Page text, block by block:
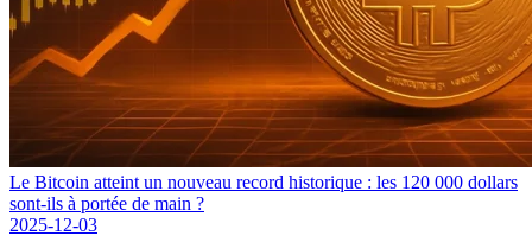
Le Bitcoin atteint un nouveau record historique : les 120 000 dollars
sont-ils à portée de main ?
2025-12-03